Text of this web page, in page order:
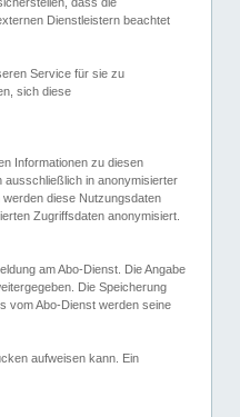
dass die
Dienstleistern beachtet
Service für sie zu
sich diese
Informationen zu diesen
ausschließlich in anonymisierter
diese Nutzungsdaten
Zugriffsdaten anonymisiert.
am Abo-Dienst. Die Angabe
Die Speicherung
vom Abo-Dienst werden seine
aufweisen kann. Ein